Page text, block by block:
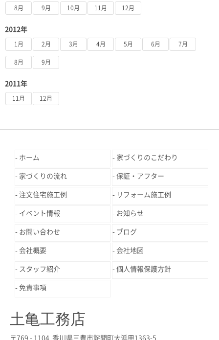
8月 9月 10月 11月 12月
2012年
1月 2月 3月 4月 5月 6月 7月
8月 9月
2011年
11月 12月
ホーム 家づくりのこだわり
家づくりの流れ 保証・アフター
注文住宅施工例 リフォーム施工例
イベント情報 お知らせ
お問い合わせ ブログ
会社概要 会社地図
スタッフ紹介 個人情報保護方針
免責事項
土亀工務店
〒769 - 1104 香川県三豊市詫間町大浜甲1363-5